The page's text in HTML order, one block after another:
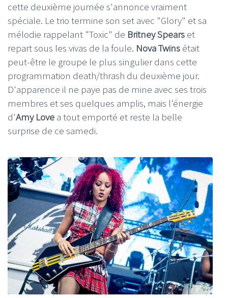
cette deuxième journée s'annonce vraiment
spéciale. Le trio termine son set avec "Glory" et sa
mélodie rappelant "Toxic" de Britney Spears et
repart sous les vivas de la foule. Nova Twins était
peut-être le groupe le plus singulier dans cette
programmation death/thrash du deuxième jour.
D'apparence il ne paye pas de mine avec ses trois
membres et ses quelques amplis, mais l'énergie
d'Amy Love a tout emporté et reste la belle
surprise de ce samedi.